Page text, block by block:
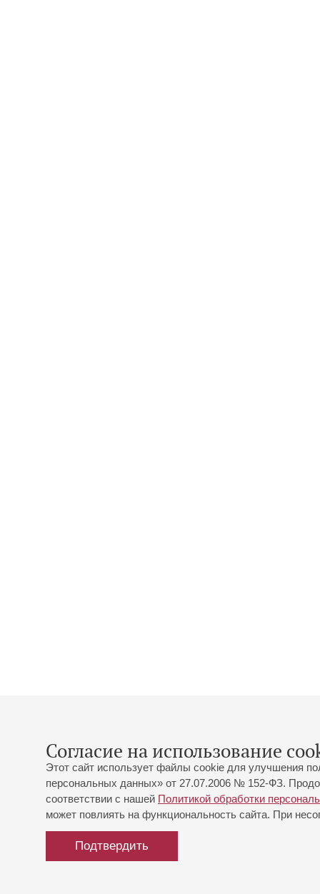
Согласие на использование
Этот сайт использует файлы cookie для улучшения
персональных данных» от 27.07.2006 № 152-ФЗ.
соответствии с нашей Политикой обработки
может повлиять на функциональность сайта. При
Подтвердить